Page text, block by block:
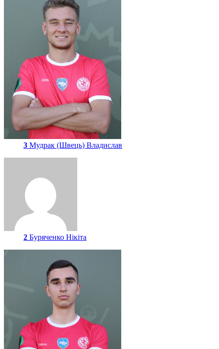
3 Мудрак (Швець) Владислав
2 Буряченко Нікіта